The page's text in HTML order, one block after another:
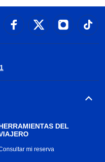
DEL
mi reserva